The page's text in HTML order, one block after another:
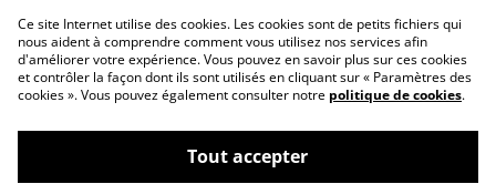
Contactez-nous
FAQ
Retours & Echanges
Conditions
Ce site Internet utilise des cookies. Les cookies sont de petits fichiers qui
nous aident à comprendre comment vous utilisez nos services afin
d'améliorer votre expérience. Vous pouvez en savoir plus sur ces cookies
et contrôler la façon dont ils sont utilisés en cliquant sur « Paramètres des
cookies ». Vous pouvez également consulter notre politique de cookies.
Tout accepter